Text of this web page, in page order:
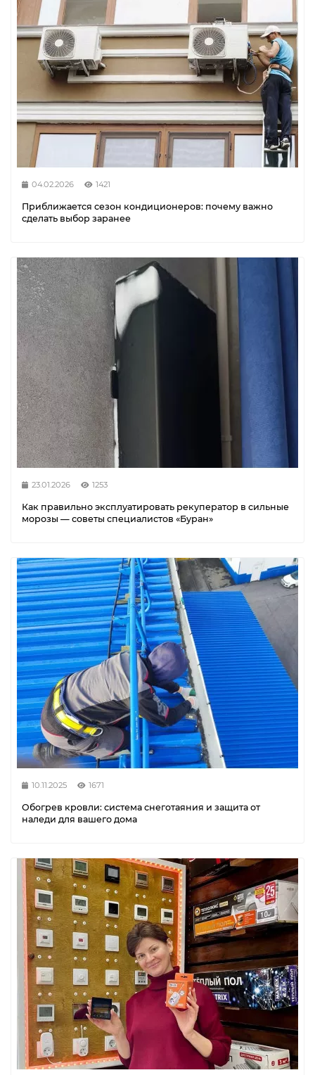
04.02.2026 1421
Приближается сезон кондиционеров: почему важно
сделать выбор заранее
23.01.2026 1253
Как правильно эксплуатировать рекуператор в сильные
морозы — советы специалистов «Буран»
10.11.2025 1671
Обогрев кровли: система снеготаяния и защита от
наледи для вашего дома